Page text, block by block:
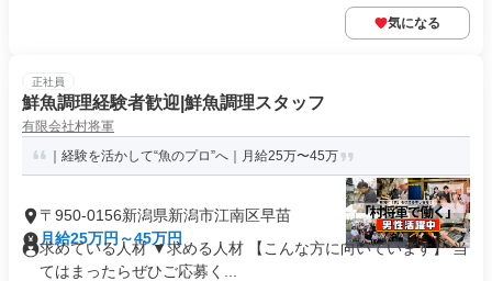
気になる
正社員
鮮魚調理経験者歓迎|鮮魚調理スタッフ
有限会社村将軍
｜経験を活かして“魚のプロ”へ｜月給25万〜45万
〒950-0156新潟県新潟市江南区早苗
月給25万円～45万円
求めている人材 ▼求める人材 【こんな方に向いています】 当
てはまったらぜひご応募く...